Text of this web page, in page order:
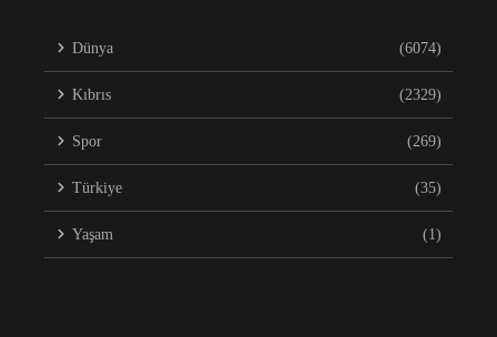
Dünya (6074)
Kıbrıs (2329)
Spor (269)
Türkiye (35)
Yaşam (1)